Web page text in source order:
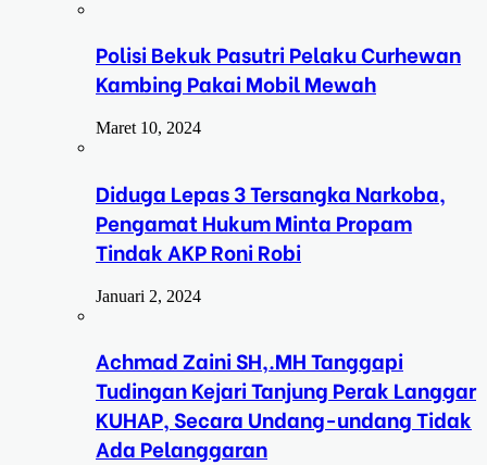
Polisi Bekuk Pasutri Pelaku Curhewan
Kambing Pakai Mobil Mewah
Maret 10, 2024
Diduga Lepas 3 Tersangka Narkoba,
Pengamat Hukum Minta Propam
Tindak AKP Roni Robi
Januari 2, 2024
Achmad Zaini SH,.MH Tanggapi
Tudingan Kejari Tanjung Perak Langgar
KUHAP, Secara Undang-undang Tidak
Ada Pelanggaran